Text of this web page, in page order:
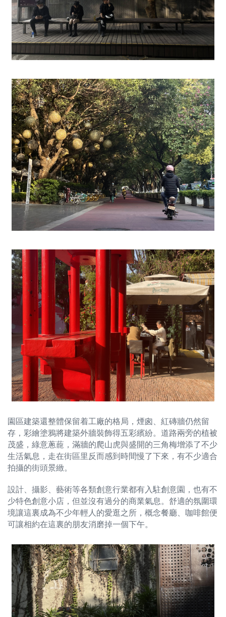
園區建築還整體保留着工廠的格局，煙囪、紅磚牆仍然留
存，彩繪塗鴉將建築外牆裝飾得五彩繽紛。道路兩旁的植被
茂盛，綠意蔥蘢，滿牆的爬山虎與盛開的三角梅增添了不少
生活氣息，走在街區里反而感到時間慢了下來，有不少適合
拍攝的街頭景緻。
設計、攝影、藝術等各類創意行業都有入駐創意園，也有不
少特色創意小店，但並沒有過分的商業氣息。舒適的氛圍環
境讓這裏成為不少年輕人的愛逛之所，概念餐廳、咖啡館便
可讓相約在這裏的朋友消磨掉一個下午。